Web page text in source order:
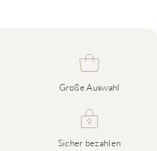
Große Auswahl
Sicher bezahlen